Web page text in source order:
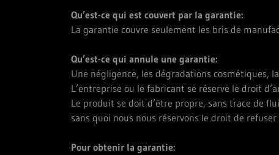
Qu’est-ce qui est couvert par la garantie:
La garantie couvre seulement les bris de
Qu’est-ce qui annule une garantie:
Une négligence, les dégradations cosmétiques,
L’entreprise ou le fabricant se réserve le droit
Le produit se doit d’être propre, sans trace de
sans quoi nous nous réservons le droit de
Pour obtenir la garantie: